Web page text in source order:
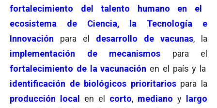
fortalecimiento del talento humano en el
ecosistema de Ciencia, la Tecnología e
Innovación para el desarrollo de vacunas, la
implementación de mecanismos para el
fortalecimiento de la vacunación en el país y la
identificación de biológicos prioritariospara la
producción local
en el corto, mediano y
largo